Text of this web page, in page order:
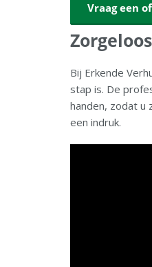
Vraag een
Bij Erkende
stap is. De
handen, zodat u
een indruk.